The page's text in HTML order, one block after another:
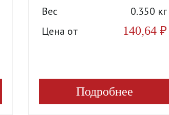
Вес
0.350 кг
Цена от
140,64 ₽
Подробнее